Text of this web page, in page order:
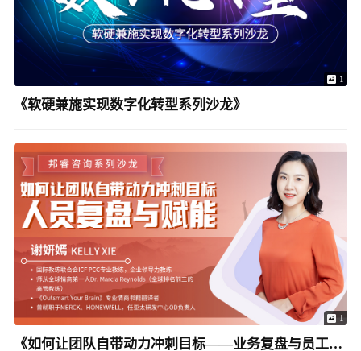
1
《软硬兼施实现数字化转型系列沙龙》
1
《如何让团队自带动力冲刺目标——业务复盘与员工赋能》Kelly Xie